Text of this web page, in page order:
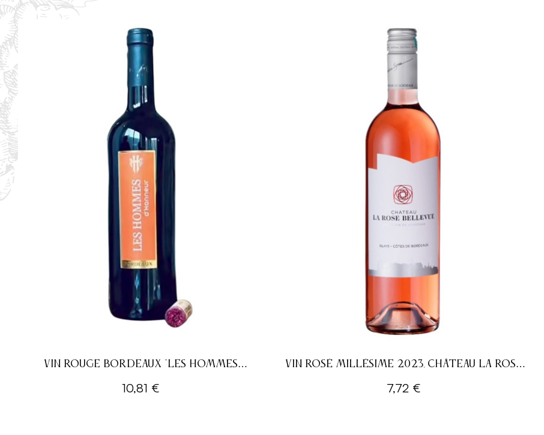
VIN ROUGE BORDEAUX "LES HOMMES
10,81 €
VIN ROSÉ MILLÉSIME 2023, CHÂTEAU LA ROSE
7,72 €